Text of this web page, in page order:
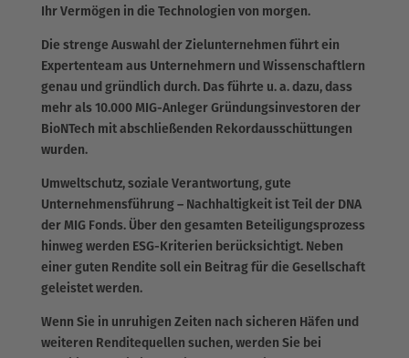
Ihr Vermögen in die Technologien von morgen.
Die strenge Auswahl der Zielunternehmen führt ein
Expertenteam aus Unternehmern und Wissenschaftlern
genau und gründlich durch. Das führte u. a. dazu, dass
mehr als 10.000 MIG-Anleger Gründungsinvestoren der
BioNTech mit abschließenden Rekordausschüttungen
wurden.
Umweltschutz, soziale Verantwortung, gute
Unternehmensführung – Nachhaltigkeit ist Teil der DNA
der MIG Fonds. Über den gesamten Beteiligungsprozess
hinweg werden ESG-Kriterien berücksichtigt. Neben
einer guten Rendite soll ein Beitrag für die Gesellschaft
geleistet werden.
Wenn Sie in unruhigen Zeiten nach sicheren Häfen und
weiteren Renditequellen suchen, werden Sie bei